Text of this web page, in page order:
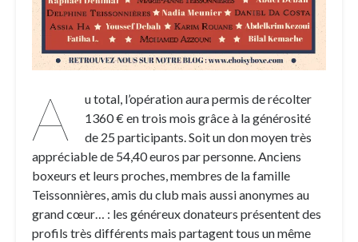
A
u total, l’opération aura permis de récolter
1360 € en trois mois grâce à la générosité
de 25 participants. Soit un don moyen très
appréciable de 54,40 euros par personne. Anciens
boxeurs et leurs proches, membres de la famille
Teissonnières, amis du club mais aussi anonymes au
grand cœur… : les généreux donateurs présentent des
profils très différents mais partagent tous un même